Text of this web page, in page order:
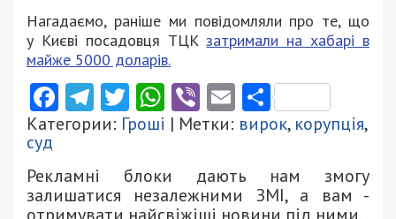
Нагадаємо, раніше ми повідомляли про те, що
у Києві посадовця ТЦКзатримали на хабарі в
майже 5000 доларів.
Facebook
Telegram
Twitter
WhatsApp
ViberEmail
Категории: Гроші | Метки: вирок, корупція,
суд
Рекламні блоки дають нам змогу
залишатися незалежними ЗМІ, а вам -